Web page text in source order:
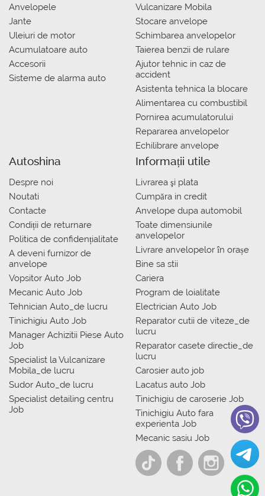
Anvelopele
Jante
Uleiuri de motor
Acumulatoare auto
Accesorii
Sisteme de alarma auto
Vulcanizare Mobila
Stocare anvelope
Schimbarea anvelopelor
Taierea benzii de rulare
Ajutor tehnic in caz de
accident
Asistenta tehnica la blocare
Alimentarea cu combustibil
Pornirea acumulatorului
Repararea anvelopelor
Echilibrare anvelope
Autoshina
Despre noi
Noutati
Contacte
Condiții de returnare
Politica de confidențialitate
A deveni furnizor de
anvelope
Vopsitor Auto Job
Mecanic Auto Job
Tehnician Auto_de lucru
Tinichigiu Auto Job
Manager Achizitii Piese Auto
Job
Specialist la Vulcanizare
Mobila_de lucru
Sudor Auto_de lucru
Specialist detailing centru
Job
Informații utile
Livrarea şi plata
Сumpăra in credit
Anvelope dupa automobil
Toate dimensiunile
anvelopelor
Livrare anvelopelor în orașe
Bine sa stii
Cariera
Program de loialitate
Electrician Auto Job
Reparator cutii de viteze_de
lucru
Reparator casete directie_de
lucru
Carosier auto job
Lacatus auto Job
Tinichigiu de caroserie Job
Tinichigiu Auto fara
experienta Job
Mecanic sasiu Job